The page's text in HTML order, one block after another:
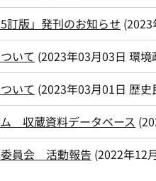
版」発刊のお知らせ (2023
いて (2023年03月03日 環境
いて (2023年03月01日 歴史
収蔵資料データベース (
委員会 活動報告 (2022年12